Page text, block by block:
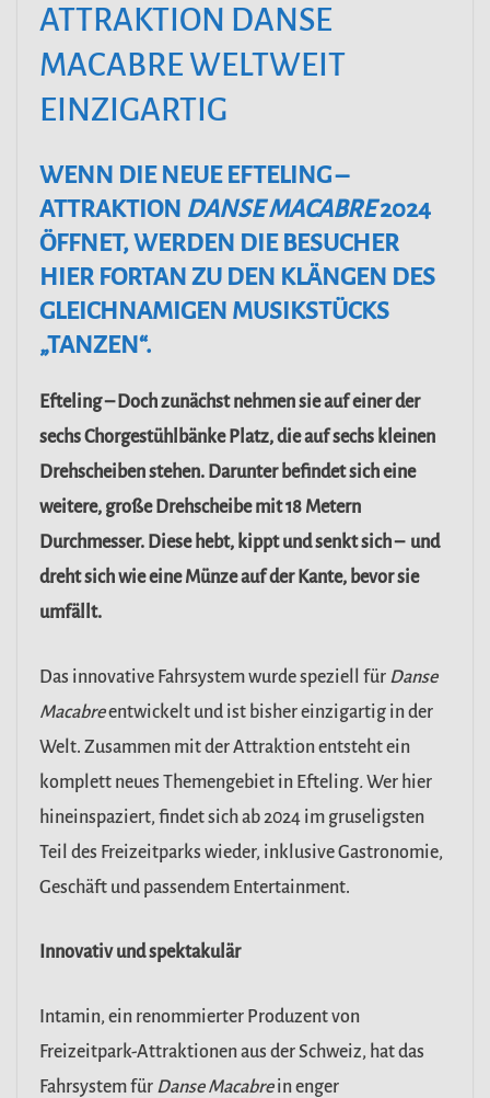
ATTRAKTION DANSE
MACABRE WELTWEIT
EINZIGARTIG
WENN DIE NEUE EFTELING –
ATTRAKTION DANSE MACABRE2024
ÖFFNET, WERDEN DIE BESUCHER
HIER FORTAN ZU DEN KLÄNGEN DES
GLEICHNAMIGEN MUSIKSTÜCKS
„TANZEN“.
Efteling – Doch zunächst nehmen sie auf einer der
sechs Chorgestühlbänke Platz, die auf sechs kleinen
Drehscheiben stehen. Darunter befindet sich eine
weitere, große Drehscheibe mit 18 Metern
Durchmesser. Diese hebt, kippt und senkt sich – und
dreht sich wie eine Münze auf der Kante, bevor sie
umfällt.
Das innovative Fahrsystem wurde speziell für Danse
Macabreentwickelt und ist bisher einzigartig in der
Welt. Zusammen mit der Attraktion entsteht ein
komplett neues Themengebiet in Efteling.Wer hier
hineinspaziert, findet sich ab 2024 im gruseligsten
Teil des Freizeitparks wieder, inklusive Gastronomie,
Geschäft und passendem Entertainment.
Innovativ und spektakulär
Intamin, ein renommierter Produzent von
Freizeitpark-Attraktionen aus der Schweiz, hat das
Fahrsystem für Danse Macabrein enger